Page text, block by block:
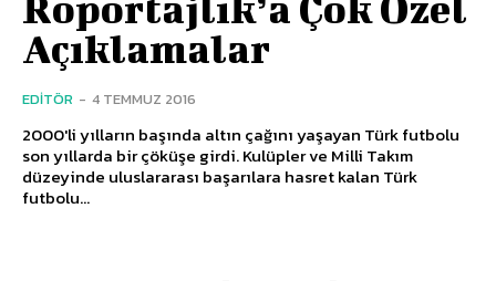
Açıklamalar
EDITÖR - 4 TEMMUZ 2016
2000'li yılların başında altın çağını yaşayan Türk futbolu
son yıllarda bir çöküşe girdi. Kulüpler ve Milli Takım
düzeyinde uluslararası başarılara hasret kalan Türk
futbolu...